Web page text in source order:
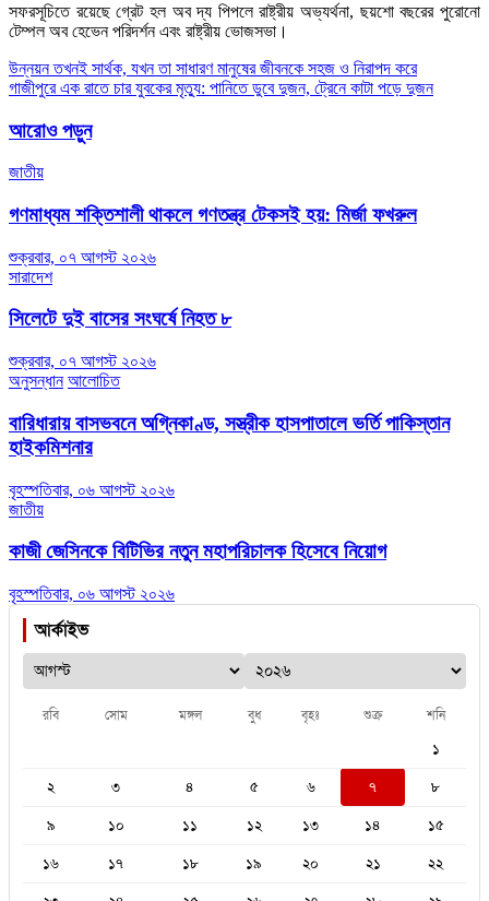
সফরসূচিতে রয়েছে গ্রেট হল অব দ্য পিপলে রাষ্ট্রীয় অভ্যর্থনা, ছয়শো বছরের পুরোনো
টেম্পল অব হেভেন পরিদর্শন এবং রাষ্ট্রীয় ভোজসভা।
Post
navigation
উন্নয়ন তখনই সার্থক, যখন তা সাধারণ মানুষের জীবনকে সহজ ও নিরাপদ করে
গাজীপুরে এক রাতে চার যুবকের মৃত্যু: পানিতে ডুবে দুজন, ট্রেনে কাটা পড়ে দুজন
আরোও পড়ুন
জাতীয়
গণমাধ্যম শক্তিশালী থাকলে গণতন্ত্র টেকসই হয়: মির্জা ফখরুল
শুক্রবার, ০৭ আগস্ট ২০২৬
সারাদেশ
সিলেটে দুই বাসের সংঘর্ষে নিহত ৮
শুক্রবার, ০৭ আগস্ট ২০২৬
অনুসন্ধান আলোচিত
বারিধারায় বাসভবনে অগ্নিকাণ্ড, সস্ত্রীক হাসপাতালে ভর্তি পাকিস্তান
হাইকমিশনার
বৃহস্পতিবার, ০৬ আগস্ট ২০২৬
জাতীয়
কাজী জেসিনকে বিটিভির নতুন মহাপরিচালক হিসেবে নিয়োগ
বৃহস্পতিবার, ০৬ আগস্ট ২০২৬
আর্কাইভ
রবি সোম মঙ্গল বুধ বৃহঃ শুক্র শনি
১
২
৩ ৪ ৫ ৬ ৭
৮
৯
১০ ১১ ১২ ১৩ ১৪
১৫
১৬
১৭ ১৮ ১৯ ২০ ২১
২২